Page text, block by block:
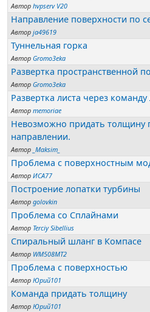
Автор hvpserv V20
Направление поверхности по
Автор ja49619
Туннельная горка
Автор Gromo3eka
Развертка пространственной
Автор Gromo3eka
Развертка листа через
Автор memoriae
Невозможно придать толщину
направлении.
Автор _Maksim_
Проблема с поверхностным
Автор ИСА77
Построение лопатки турбины
Автор golovkin
Проблема со Сплайнами
Автор Terciy Sibellius
Спиральный шланг в Компасе
Автор WM508MT2
Проблема с поверхностью
Автор Юрий101
Команда придать толщину
Автор Юрий101